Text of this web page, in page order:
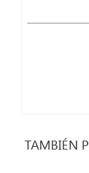
TAMBIÉN